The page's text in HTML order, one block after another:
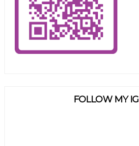
FOLLOW MY IG